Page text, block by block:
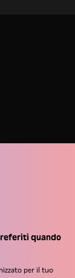
quando
per il tuo